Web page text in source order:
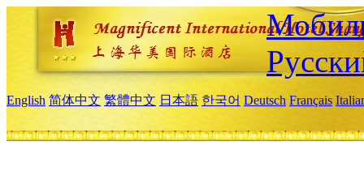
English 简体中文 繁體中文 日本語 한국어 Deutsch Français